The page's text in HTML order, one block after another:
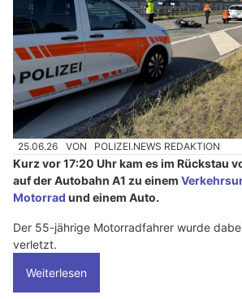
25.06.26 VON POLIZEI.NEWS REDAKTION
Kurz vor 17:20 Uhr kam es im Rückstau
auf der Autobahn A1 zu einem
Motorrad und einem Auto.
Der 55-jährige Motorradfahrer wurde
verletzt.
Weiterlesen